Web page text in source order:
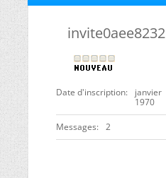
invite0aee8232
Date d'inscription
janvier
1970
Messages 2